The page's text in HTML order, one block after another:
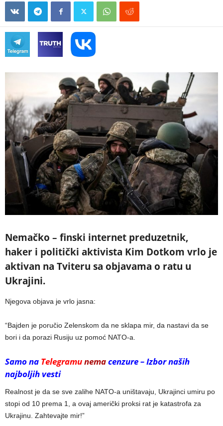
Nemačko – finski internet preduzetnik,
haker i politički aktivista Kim Dotkom vrlo je
aktivan na Tviteru sa objavama o ratu u
Ukrajini.
Njegova objava je vrlo jasna:
“Bajden je poručio Zelenskom da ne sklapa mir, da nastavi da se
bori i da porazi Rusiju uz pomoć NATO-a.
Samo na Telegramunemacenzure – Izbor naših
najboljih vesti
Realnost je da se sve zalihe NATO-a uništavaju, Ukrajinci umiru po
stopi od 10 prema 1, a ovaj američki proksi rat je katastrofa za
Ukrajinu. Zahtevajte mir!”